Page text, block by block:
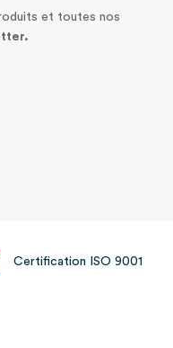
et toutes nos
Certification ISO 9001